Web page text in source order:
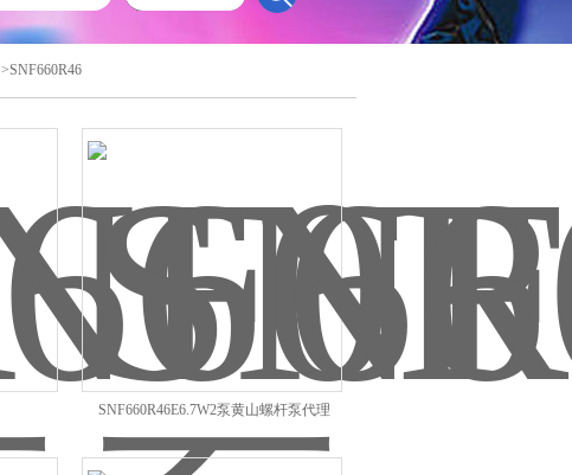
>SNF660R46
SNF660R46E6.7W2泵黄山螺杆泵代理